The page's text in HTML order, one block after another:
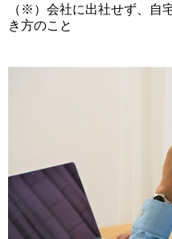
（※）会社に出社せず、自
き方のこと